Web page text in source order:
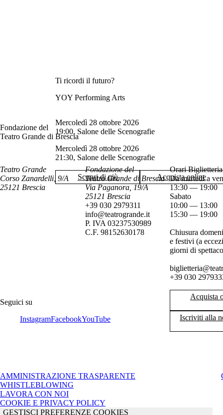
Ti ricordi il futuro?
YOY Performing Arts
mercoledì 28 ottobre 2026
19:00, Salone delle Scenografie
mercoledì 28 ottobre 2026
21:30, Salone delle Scenografie
Scopri di più Acquista online
Fondazione del
Teatro Grande di Brescia
Teatro Grande
Corso Zanardelli, 9/A
25121 Brescia
Fondazione del
Teatro Grande di Brescia
Via Paganora, 19/A
25121 Brescia
+39 030 2979311
info@teatrogrande.it
P. IVA 03237530989
C.F. 98152630178
Orari Biglietteria
Da martedì a
13:30 — 19:00
Sabato
10:00 — 13:00
15:30 — 19:00
Chiusura
e festivi (a
giorni di
+39 030
Acquista
Iscriviti alla
Seguici su
InstagramFacebookYouTube
AMMINISTRAZIONE TRASPARENTE
WHISTLEBLOWING
LAVORA CON NOI
COOKIE E PRIVACY POLICY
GESTISCI PREFERENZE COOKIES